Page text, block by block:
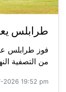
طرابلس
من التصفية
2026 19:52 pm